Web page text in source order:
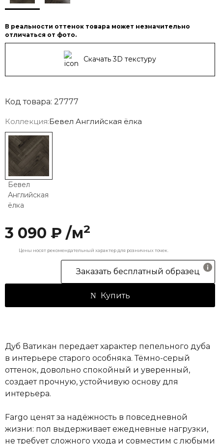
В реальности оттенок товара может незначительно
отличаться от фото.
Скачать 3D текстуру
Код товара: 27777
Коллекция:Бевел Английская ёлка
Бевел
Английская
ёлка
3 090 ₽ /м2
Цены носят рекомендательный характер для розничных точек.
Заказать бесплатный образец
Купить
Дуб Ватикан передает характер пепельного дуба
в интерьере старого особняка. Тёмно-серый
оттенок, довольно спокойный и уверенный,
создает прочную, устойчивую основу для
интерьера.
Fargo ценят за надёжность в повседневной
жизни: пол выдерживает ежедневные нагрузки,
не требует сложного ухода и совместим с любыми